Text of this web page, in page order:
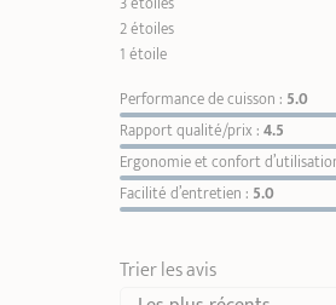
2 étoiles
1 étoile
Performance de cuisson : 5.0
Rapport qualité/prix :4.5
Ergonomie et confort
Facilité d’entretien : 5.0
Trier les avis